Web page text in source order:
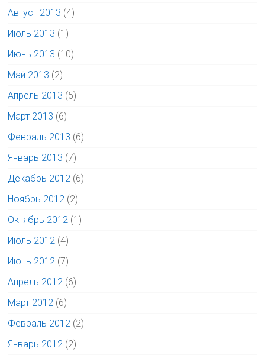
Август 2013 (4)
Июль 2013 (1)
Июнь 2013 (10)
Май 2013 (2)
Апрель 2013 (5)
Март 2013 (6)
Февраль 2013 (6)
Январь 2013 (7)
Декабрь 2012 (6)
Ноябрь 2012 (2)
Октябрь 2012 (1)
Июль 2012 (4)
Июнь 2012 (7)
Апрель 2012 (6)
Март 2012 (6)
Февраль 2012 (2)
Январь 2012 (2)